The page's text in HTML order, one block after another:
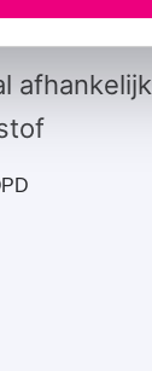
afhankelijk